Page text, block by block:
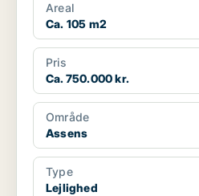
Areal
Ca. 105 m2
Pris
Ca. 750.000 kr.
Område
Assens
Type
Lejlighed